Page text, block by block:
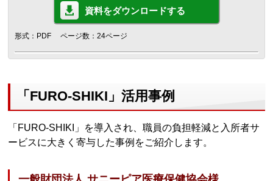
資料をダウンロードする
形式：PDF ページ数：24ページ
「FURO-SHIKI」活用事例
「FURO-SHIKI」を導入され、職員の負担軽減と入所者サ
ービスに大きく寄与した事例をご紹介します。